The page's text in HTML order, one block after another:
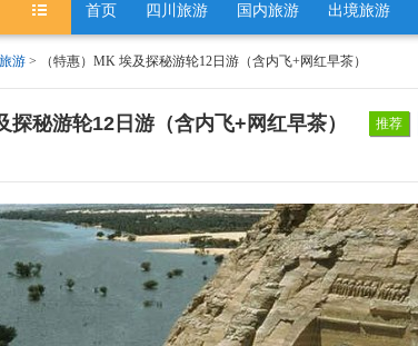
首页 四川旅游 国内旅游 出境旅游
游 > （特惠）MK 埃及探秘游轮12日游（含内飞+网红早茶）
探秘游轮12日游（含内飞+网红早茶） 推荐